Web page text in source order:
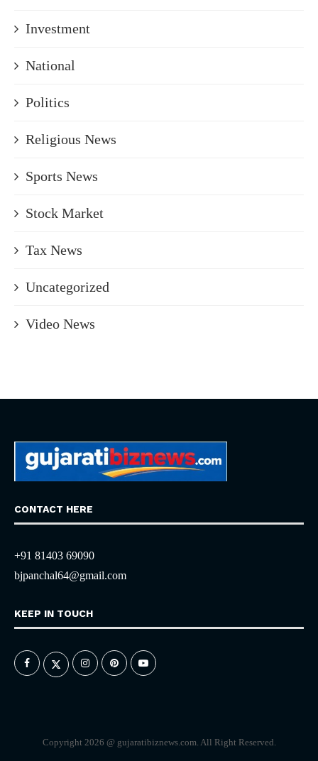
Investment
National
Politics
Religious News
Sports News
Stock Market
Tax News
Uncategorized
Video News
CONTACT HERE
+91 81403 69090
bjpanchal64@gmail.com
KEEP IN TOUCH
Copyright 2026 @ gujaratibiznews.com. All Right Reserved.